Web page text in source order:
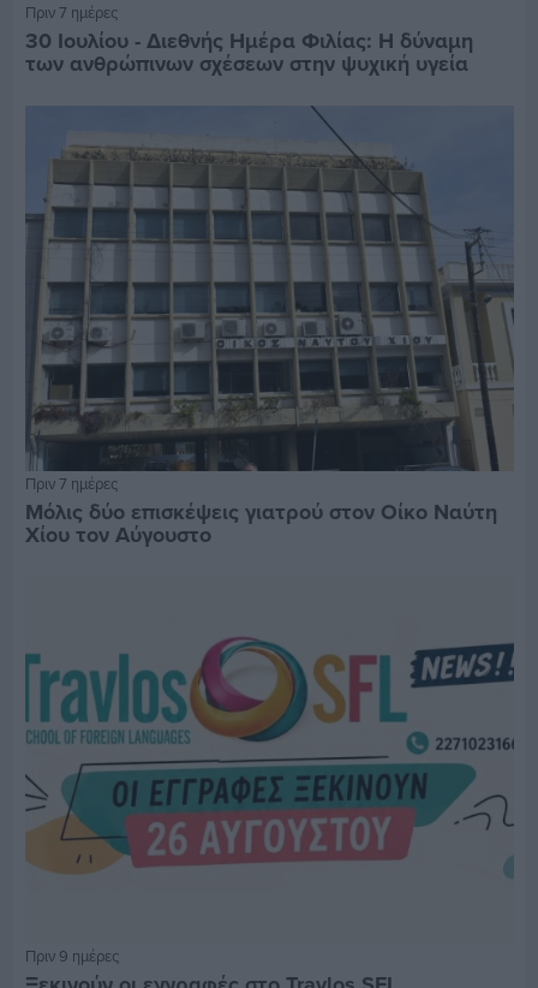
Πριν 7 ημέρες
30 Ιουλίου - Διεθνής Ημέρα Φιλίας: Η δύναμη
των ανθρώπινων σχέσεων στην ψυχική υγεία
Πριν 7 ημέρες
Μόλις δύο επισκέψεις γιατρού στον Οίκο Ναύτη
Χίου τον Αύγουστο
Πριν 9 ημέρες